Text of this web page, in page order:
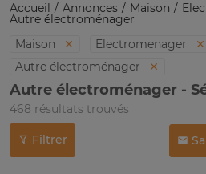
Accueil Annonces Maison
Autre électroménager
Maison
Electromenager
Autre électroménager
Autre électroménager -
468 résultats trouvés
Filtrer